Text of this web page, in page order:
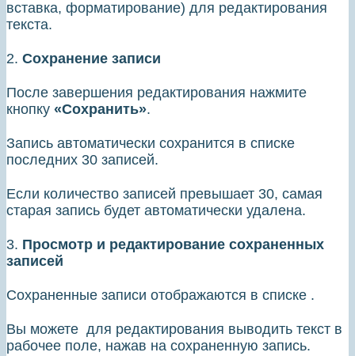
вставка, форматирование) для редактирования
текста.
2. Сохранение записи
После завершения редактирования нажмите
кнопку «Сохранить».
Запись автоматически сохранится в списке
последних 30 записей.
Если количество записей превышает 30, самая
старая запись будет автоматически удалена.
3. Просмотр и редактирование сохраненных
записей
Сохраненные записи отображаются в списке .
Вы можете для редактирования выводить текст в
рабочее поле, нажав на сохраненную запись.